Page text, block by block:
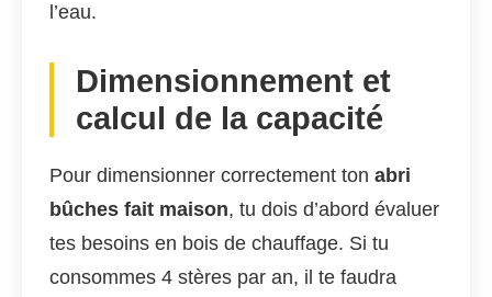
l’eau.
Dimensionnement et
calcul de la capacité
Pour dimensionner correctement ton abri
bûches fait maison, tu dois d’abord évaluer
tes besoins en bois de chauffage. Si tu
consommes 4 stères par an, il te faudra